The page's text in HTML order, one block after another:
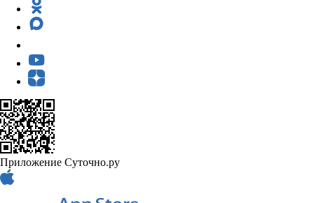
Приложение Суточно.ру